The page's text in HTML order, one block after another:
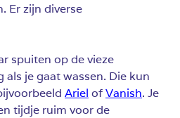
Er zijn diverse
spuiten op de vieze
als je gaat wassen. Die kun
Ariel ofVanish. Je
tijdje ruim voor de